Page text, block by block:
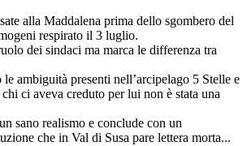
alla Maddalena prima dello sgombero del
respirato il 3 luglio.
dei sindaci ma marca le differenza tra
ambiguità presenti nell’arcipelago 5 Stelle e
ci aveva creduto per lui non è stata una
sano realismo e conclude con un
che in Val di Susa pare lettera morta...